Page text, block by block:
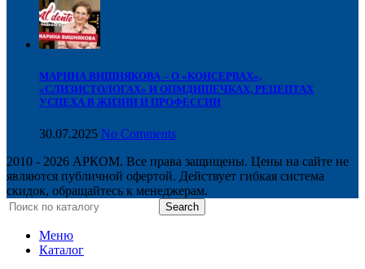
МАРИНА ВИШНЯКОВА – О «КОНСЕРВАХ»,
«СЛИЗИСТОЛОГАХ» И ОПМДИШЕЧКАХ, РЕЦЕПТАХ
УСПЕХА В ЖИЗНИ И ПРОФЕССИИ
30.07.2025 No Comments
2010 - 2026 АРКОМ. Все права защищены. Цены на сайте не
являются публичной офертой. Действует гибкая система
скидок, обращайтесь к менеджерам.
Search
Меню
Каталог